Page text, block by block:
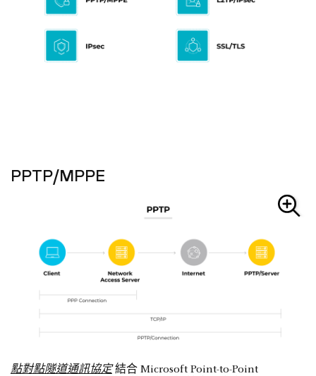
PPTP/MPPE
點對點隧道通訊協定結合 Microsoft Point-to-Point